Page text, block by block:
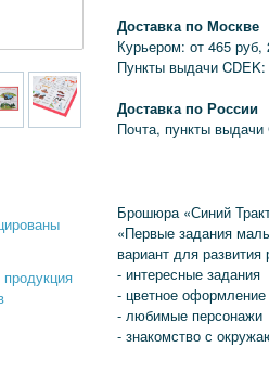
Доставка по Москве
Курьером: от 465 руб,
Пункты выдачи
Доставка по России
Почта, пункты выдачи
Брошюра «Синий
«Первые задания
вариант для
- интересные задания
- цветное оформление
- любимые персонажи
- знакомство с